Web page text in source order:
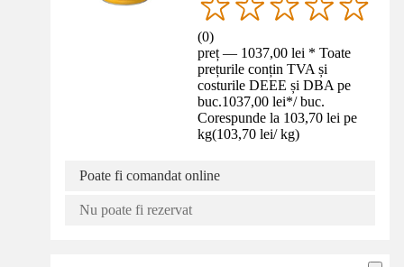
(0)
preț — 1037,00 lei * Toate
prețurile conțin TVA și
costurile DEEE și DBA pe
buc.1037,00 lei*/ buc.
Corespunde la 103,70 lei pe
kg(103,70 lei/ kg)
Poate fi comandat online
Nu poate fi rezervat